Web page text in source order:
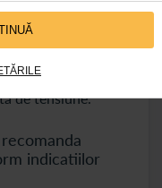
tehnicile de
in cateva
musculatura si
de tensiune.
indicatiilor